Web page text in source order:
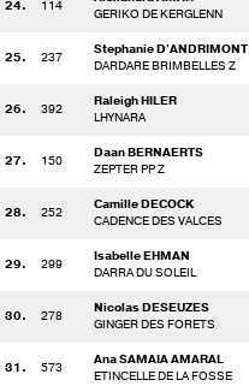
24. 114
GERIKO DE KERGLENN
25. 237
Stephanie D'ANDRIMONT
DARDARE BRIMBELLES Z
26. 392
Raleigh HILER
LHYNARA
27. 150
Daan BERNAERTS
ZEPTER PP Z
28. 252
Camille DECOCK
CADENCE DES VALCES
29. 299
Isabelle EHMAN
DARRA DU SOLEIL
30. 278
Nicolas DESEUZES
GINGER DES FORETS
31. 573
Ana SAMAIA AMARAL
ETINCELLE DE LA FOSSE